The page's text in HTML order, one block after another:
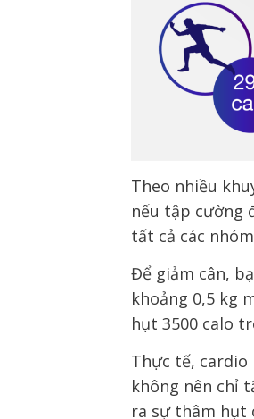
Theo nhiều
nếu tập cường
tất cả các
Để giảm cân,
khoảng 0,5 kg
hụt 3500 calo
Thực tế, cardio
không nên chỉ
ra sự thâm hụt